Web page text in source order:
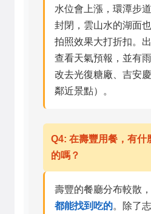
水位會上漲，環潭步
封閉，雲山水的湖面
拍照效果大打折扣。
查看天氣預報，並有
改去光復糖廠、吉安
鄰近景點）。
Q4: 在壽豐用餐，有什
的嗎？
壽豐的餐廳分布較散，
都能找到吃的。除了